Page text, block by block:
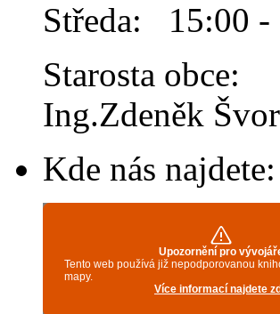
Středa: 15:00 -
Starosta obce:
Ing.Zdeněk
Kde nás najdete: